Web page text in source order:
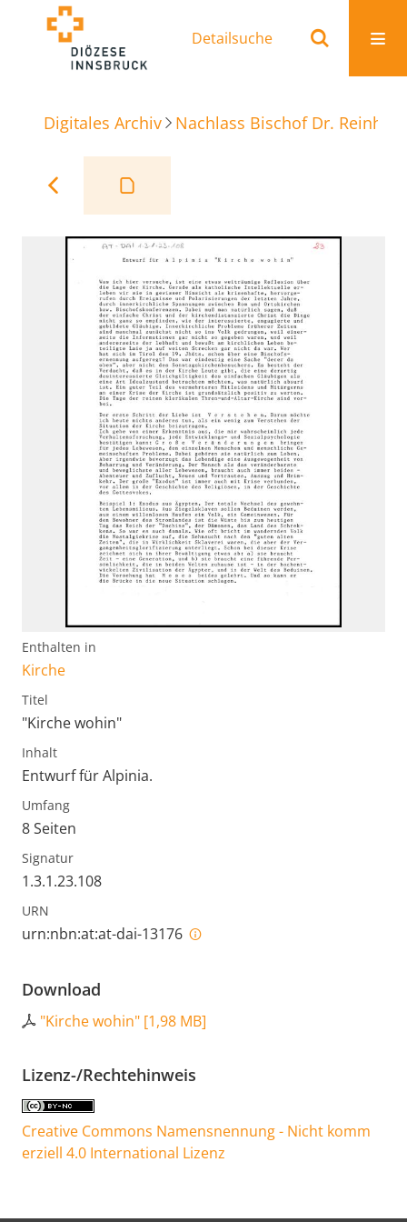
Detailsuche
Digitales Archiv Nachlass Bischof Dr.
Enthalten in
Kirche
Titel
"Kirche wohin"
Inhalt
Entwurf für Alpinia.
Umfang
8 Seiten
Signatur
1.3.1.23.108
URN
urn:nbn:at:at-dai-13176
Download
"Kirche wohin" [1,98 MB]
Lizenz-/Rechtehinweis
Creative Commons Namensnennung - Nicht komm
erziell 4.0 International Lizenz